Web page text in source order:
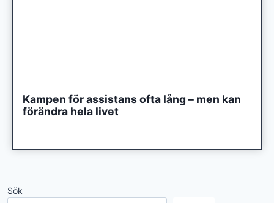
Kampen för assistans ofta lång – men kan
förändra hela livet
Sök